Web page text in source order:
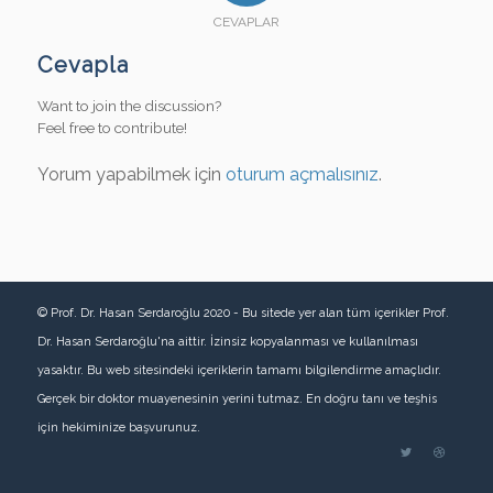
CEVAPLAR
Cevapla
Want to join the discussion?
Feel free to contribute!
Yorum yapabilmek için oturum açmalısınız.
© Prof. Dr. Hasan Serdaroğlu 2020 - Bu sitede yer alan tüm içerikler Prof.
Dr. Hasan Serdaroğlu'na aittir. İzinsiz kopyalanması ve kullanılması
yasaktır. Bu web sitesindeki içeriklerin tamamı bilgilendirme amaçlıdır.
Gerçek bir doktor muayenesinin yerini tutmaz. En doğru tanı ve teşhis
için hekiminize başvurunuz.